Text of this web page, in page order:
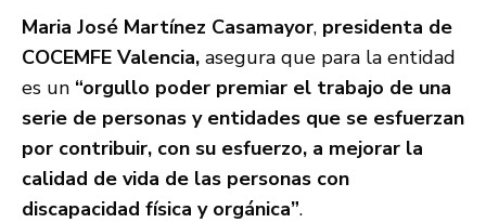
Maria José Martínez Casamayor, presidenta de
COCEMFE Valencia, asegura que para la entidad
es un “orgullo poder premiar el trabajo de una
serie de personas y entidades que se esfuerzan
por contribuir, con su esfuerzo, a mejorar la
calidad de vida de las personas con
discapacidad física y orgánica”.